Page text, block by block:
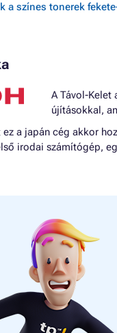
a színes tonerek
A Távol-Kelet
újításokkal,
a japán cég akkor
irodai számítógép,